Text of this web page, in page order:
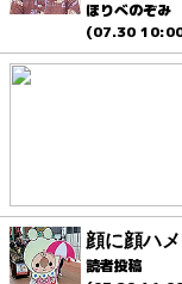
ほりべのぞみ
(07.30
顔に顔ハメ
読者投稿